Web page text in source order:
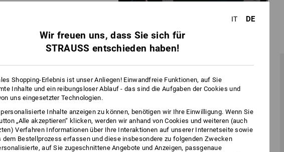
32 Farben
IT DE
Wir freuen uns, dass Sie sich für
STRAUSS entschieden haben!
Shopping-Erlebnis ist unser Anliegen! Einwandfreie Funktionen, auf Sie
Inhalte und ein reibungsloser Ablauf - das sind die Aufgaben der Cookies und
uns eingesetzter Technologien.
Inhalte anzeigen zu können, benötigen wir Ihre Einwilligung. Wenn Sie
„Alle akzeptieren“ klicken, werden wir anhand von Cookies und weiteren (auch
Verfahren Informationen über Ihre Interaktionen auf unserer Internetseite sowie
dem Bestellprozess erfassen und diese insbesondere zu folgenden Zwecken
auf Sie zugeschnittene Angebote und Anzeigen, passgenaue